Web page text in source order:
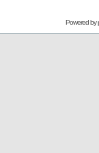
Powered by